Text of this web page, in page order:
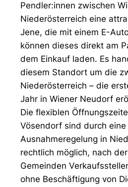
Pendler:innen zwischen
Niederösterreich eine
Jene, die mit einem E-
können dieses direkt am
dem Einkauf laden. Es
diesem Standort um die
Niederösterreich – die
Jahr in Wiener Neudorf
Die flexiblen
Vösendorf sind durch eine
Ausnahmeregelung in
rechtlich möglich, nach
Gemeinden
ohne Beschäftigung von